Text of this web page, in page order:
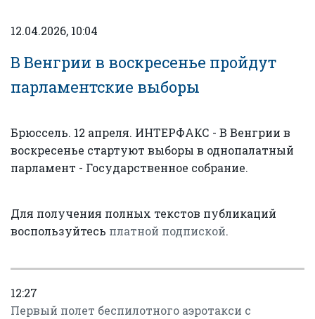
12.04.2026, 10:04
В Венгрии в воскресенье пройдут
парламентские выборы
Брюссель. 12 апреля. ИНТЕРФАКС - В Венгрии в
воскресенье стартуют выборы в однопалатный
парламент - Государственное собрание.
Для получения полных текстов публикаций
воспользуйтесь платной подпиской.
12:27
Первый полет беспилотного аэротакси с